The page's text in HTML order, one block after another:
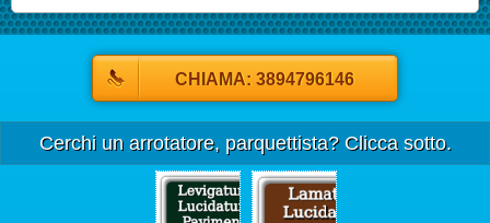
CHIAMA: 3894796146
Cerchi un arrotatore, parquettista? Clicca sotto.